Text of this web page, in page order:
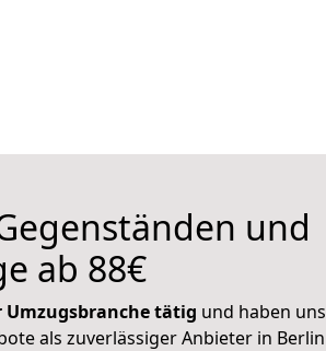
und
ab 88€
Umzugsbranche tätig und haben uns
als zuverlässiger Anbieter in Berlin